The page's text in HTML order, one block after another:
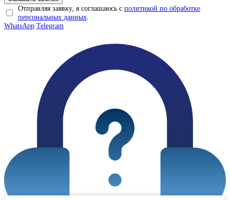
Отправляя заявку, я соглашаюсь сполитикой по обработке
персональных данных
WhatsApp Telegram